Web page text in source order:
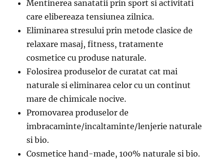
Mentinerea sanatatii prin sport si activitati
care elibereaza tensiunea zilnica.
Eliminarea stresului prin metode clasice de
relaxare masaj, fitness, tratamente
cosmetice cu produse naturale.
Folosirea produselor de curatat cat mai
naturale si eliminarea celor cu un continut
mare de chimicale nocive.
Promovarea produselor de
imbracaminte/incaltaminte/lenjerie naturale
si bio.
Cosmetice hand-made, 100% naturale si bio.